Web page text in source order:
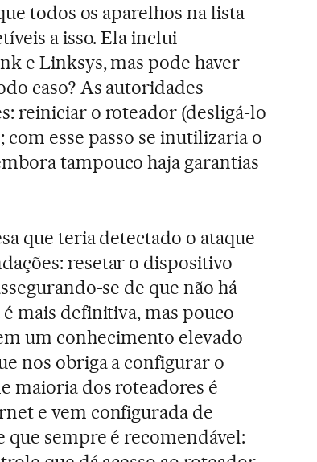
todos os aparelhos na lista
a isso. Ela inclui
e Linksys, mas pode haver
caso? As autoridades
reiniciar o roteador (desligá-lo
esse passo se inutilizaria o
tampouco haja garantias
que teria detectado o ataque
resetar o dispositivo
se de que não há
mais definitiva, mas pouco
um conhecimento elevado
nos obriga a configurar o
maioria dos roteadores é
e vem configurada de
que sempre é recomendável: